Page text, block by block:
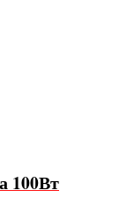
100Вт